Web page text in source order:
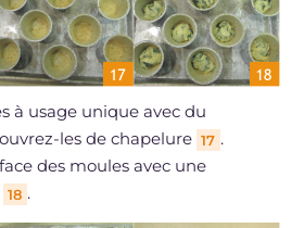
à usage unique avec du
les de chapelure 17 .
des moules avec une
18 .